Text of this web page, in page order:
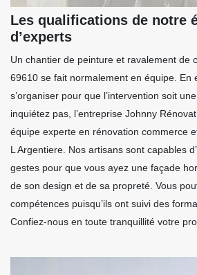
Les qualifications de notre
d’experts
Un chantier de peinture et ravalement de
69610 se fait normalement en équipe. En
s’organiser pour que l’intervention soit
inquiétez pas, l’entreprise Johnny
équipe experte en rénovation commerce
L Argentiere. Nos artisans sont capables
gestes pour que vous ayez une façade
de son design et de sa propreté. Vous
compétences puisqu’ils ont suivi des
Confiez-nous en toute tranquillité votre